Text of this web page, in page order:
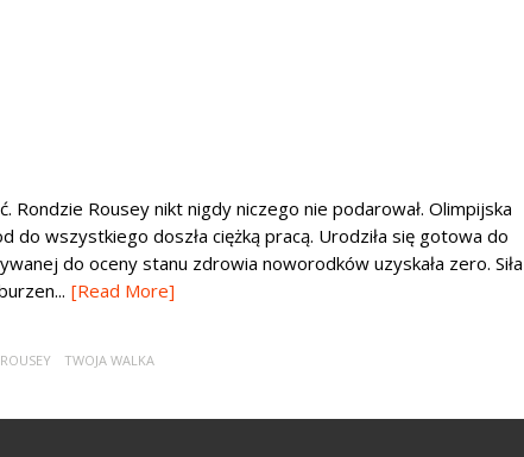
Rondzie Rousey nikt nigdy niczego nie podarował. Olimpijska
wszystkiego doszła ciężką pracą. Urodziła się gotowa do
do oceny stanu zdrowia noworodków uzyskała zero. Siła
[Read More]
TWOJA WALKA